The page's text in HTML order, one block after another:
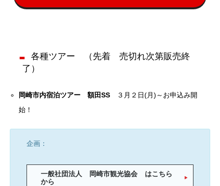
各種ツアー （先着 売切れ次第販売終
了）
岡崎市内宿泊ツアー 額田SS ３月２日(月)～お申込み開
始！
企画：
一般社団法人 岡崎市観光協会 はこちら
から